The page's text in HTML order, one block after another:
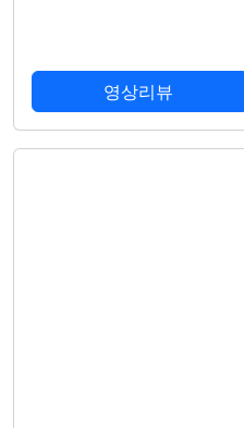
영상리뷰